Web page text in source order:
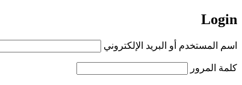
Login
اسم المستخدم أو البريد الإلكتروني
كلمة المرور